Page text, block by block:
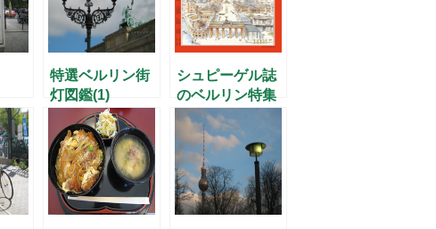
特選ベルリン街
灯図鑑(1)
シュピーゲル誌
のベルリン特集